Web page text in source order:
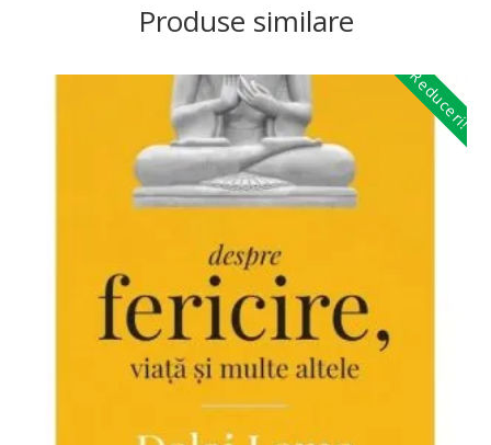
Produse similare
Reduceri!